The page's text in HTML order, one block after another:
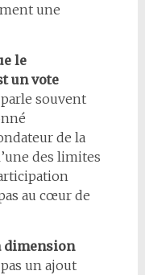
une
le
un vote
souvent
de la
des limites
au cœur de
dimension
un ajout